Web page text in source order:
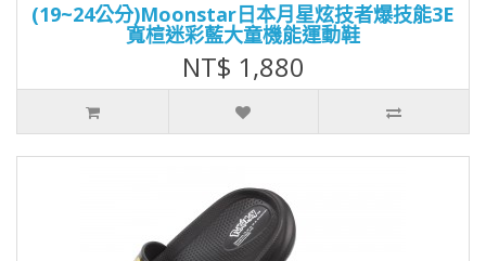
(19~24公分)Moonstar日本月星炫技者爆技能3E
寬楦迷彩藍大童機能運動鞋
NT$ 1,880